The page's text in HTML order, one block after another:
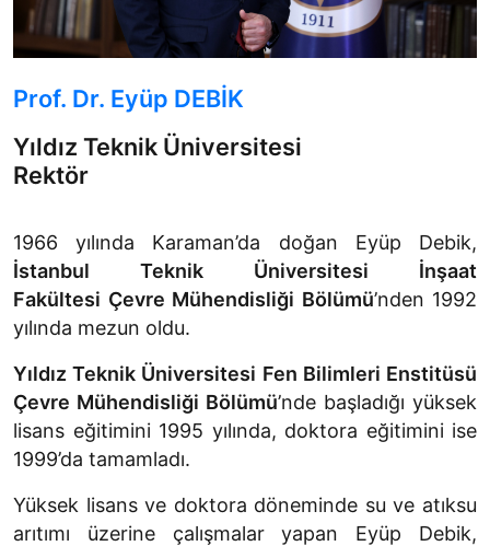
Prof. Dr. Eyüp DEBİK
Yıldız Teknik Üniversitesi
Rektör
1966 yılında Karaman’da doğan Eyüp Debik,
İstanbul Teknik Üniversitesi İnşaat
Fakültesi Çevre Mühendisliği Bölümü’nden 1992
yılında mezun oldu.
Yıldız Teknik Üniversitesi Fen Bilimleri Enstitüsü
Çevre Mühendisliği Bölümü’nde başladığı yüksek
lisans eğitimini 1995 yılında, doktora eğitimini ise
1999’da tamamladı.
Yüksek lisans ve doktora döneminde su ve atıksu
arıtımı üzerine çalışmalar yapan Eyüp Debik,